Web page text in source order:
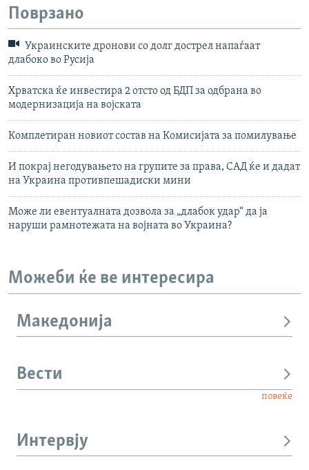
Поврзано
Украинските дронови со долг дострел напаѓаат
длабоко во Русија
Хрватска ќе инвестира 2 отсто од БДП за одбрана во
модернизација на војската
Комплетиран новиот состав на Комисијата за помилување
И покрај негодувањето на групите за права, САД ќе и дадат
на Украина противпешадиски мини
Може ли евентуалната дозвола за „длабок удар“ да ја
наруши рамнотежата на војната во Украина?
Можеби ќе ве интересира
Македонија
Вести
повеќе
Интервју